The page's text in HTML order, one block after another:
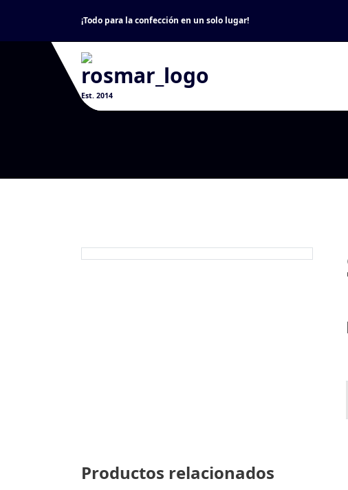
content
¡Todo para la confección en un solo lugar!
Est. 2014
Productos relacionados